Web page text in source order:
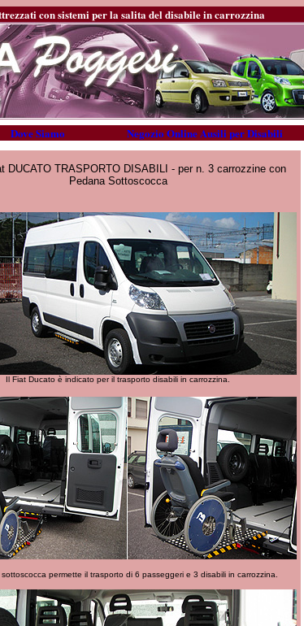
con sistemi per la salita del disabile in carrozzina
Dove Siamo Negozio Online Ausili per Disabili
DUCATO TRASPORTO DISABILI - per n. 3 carrozzine con
Pedana Sottoscocca
Il Fiat Ducato è indicato per il trasporto disabili in carrozzina.
permette il trasporto di 6 passeggeri e 3 disabili in carrozzina.